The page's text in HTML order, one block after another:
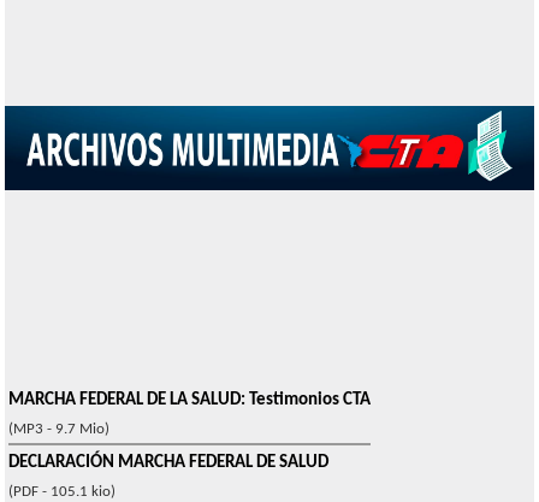
MARCHA FEDERAL DE LA SALUD: Testimonios CTA
(MP3 - 9.7 Mio)
DECLARACIÓN MARCHA FEDERAL DE SALUD
(PDF - 105.1 kio)